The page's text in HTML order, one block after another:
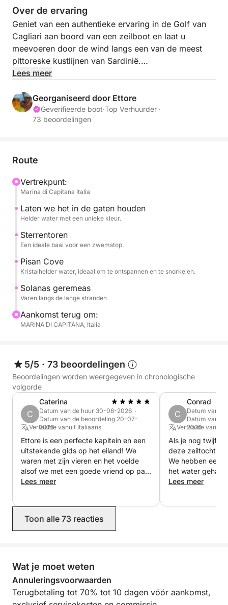
Over de ervaring
Geniet van een authentieke ervaring in de Golf van
Cagliari aan boord van een zeilboot en laat u
meevoeren door de wind langs een van de meest
pittoreske kustlijnen van Sardinië.
voor wie even wil ontsnappen aan de dagelijkse
sleur en zich volledig wil onderdompelen in de
natuur. Ver weg van het lawaai van motoren geniet u
verborgen baaien, met zwemstops in kristalhelder
water bij bijvoorbeeld Cala Fighera, Cala Mosca en
de Duivelszadel, een iconisch symbool van Cagliari.
Het heldere water is perfect om te zwemmen,
snorkelen of gewoon te ontspannen.
Aan boord kunt u ontspannen in de zon, genieten
van de zeebries en de zee in alle rust ervaren. Het
voor ontspanning en ontdekking.
Perfect voor stellen, gezinnen of kleine groepen, het
is de ideale ervaring voor wie op zoek is naar
Boek nu via Click&Boat en ontdek Cagliari vanaf het
water.
Lees meer
Georganiseerd door Ettore
Geverifieerde boot·Top Verhuurder ·
73 beoordelingen
Route
Vertrekpunt:
Marina di Capitana Italia
Laten we het in de gaten houden
Helder water met een unieke kleur.
Sterrentoren
Een ideale baai voor een zwemstop.
Pisan Cove
Kristalhelder water, ideaal om te ontspannen en te snorkelen.
Solanas geremeas
Varen langs de lange stranden
Aankomst terug om:
MARINA DI CAPITANA, Italia
5/5 · 73 beoordelingen
Beoordelingen worden weergegeven in chronologische
volgorde
C
Caterina
Datum van de huur 30-06-2026 ·
Datum van de beoordeling 20-07-
2026
Vertaalde vanuit Italiaans
Ettore is een perfecte kapitein en een
uitstekende gids op het eiland! We
waren met zijn vieren en het voelde
alsof we met een goede vriend op pad
waren. Een echte aanrader, erg
Lees meer
C
Conrad
Datum van
Datum van
2026
Vertaalde vanuit
Als je nog twijfelt
deze zeiltocht,
We hebben een
het water gehad.
brandschoon,
hopen dat je de
Lees meer
Toon alle 73 reacties
Wat je moet weten
Annuleringsvoorwaarden
Terugbetaling tot 70% tot 10 dagen vóór aankomst,